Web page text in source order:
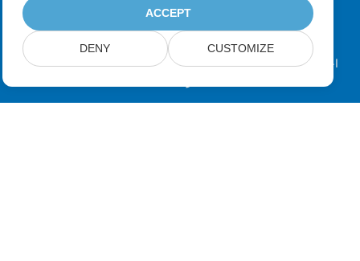
اشترك في تحديثات منتجات Aspose
احصل على النشرات الإخبارية الشهرية والعروض مباشرةً في صندوق
ACCEPT
CUSTOMIZE
DENY